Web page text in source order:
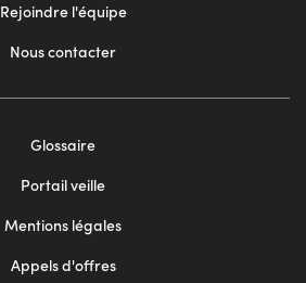
Rejoindre l'équipe
Nous contacter
Glossaire
Portail veille
Mentions légales
Appels d'offres